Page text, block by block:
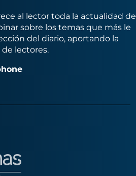
al lector toda la actualidad de
sobre los temas que más le
del diario, aportando la
lectores.